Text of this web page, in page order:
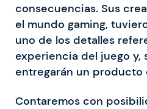
consecuencias. Sus
el mundo gaming,
uno de los detalles
experiencia del juego y,
entregarán un producto
Contaremos con